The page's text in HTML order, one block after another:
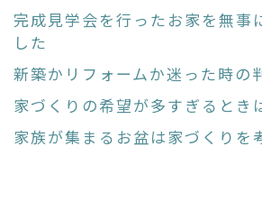
完成見学会を行ったお家を無事
した
新築かリフォームか迷った時の
家づくりの希望が多すぎるとき
家族が集まるお盆は家づくりを